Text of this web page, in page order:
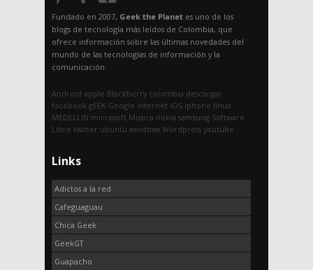
Fundado en 2007, Geek the Planet es uno de los
blogs de tecnología más leídos de Colombia, que
ofrece información sobre las últimas novedades del
mundo de las tecnologías de información y la
comunicación.
Android apple Blackberry colombia descargar
facebook gEEK Google internet iOS iphone linux
MEDELLIN microsoft Musica nokia samsung Software
Libre twitter ubuntu windows Wordpress youtube
Links
Adictos a la red
Cafeguaguau
Chica Geek
GeekGT
Guapacho